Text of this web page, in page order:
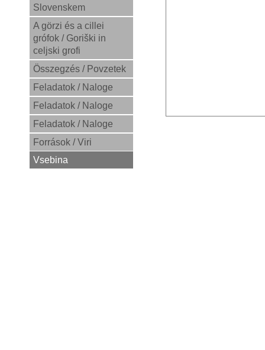
Slovenskem
A görzi és a cillei
grófok / Goriški in
celjski grofi
Összegzés / Povzetek
Feladatok / Naloge
Feladatok / Naloge
Feladatok / Naloge
Források / Viri
Vsebina